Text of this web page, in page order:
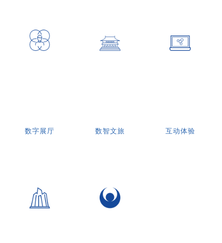
数字展厅 数智文旅 互动体验